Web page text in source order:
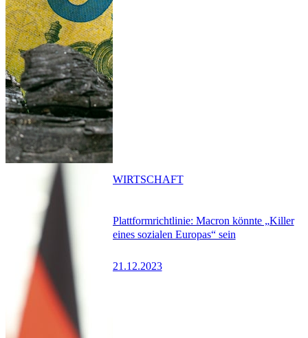
Plattformrichtlinie: Macron könnte „Killer
eines sozialen Europas“ sein
21.12.2023
WIRTSCHAFT